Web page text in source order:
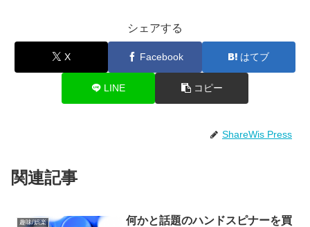
シェアする
X Facebook はてブ
LINE コピー
ShareWis Press
関連記事
趣味/娯楽
何かと話題のハンドスピナーを買